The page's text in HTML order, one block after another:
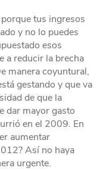
tus ingresos
y no lo puedes
esos
a reducir la brecha
manera coyuntural,
gestando y que va
de que la
dar mayor gasto
en el 2009. En
aumentar
Así no haya
urgente.